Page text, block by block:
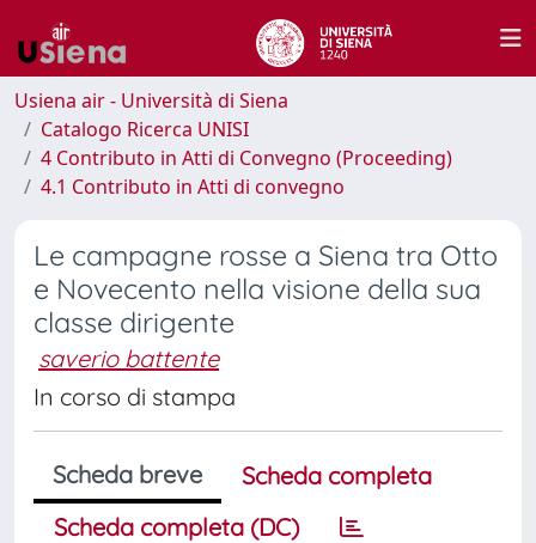
Usiena air - Università di Siena
Catalogo Ricerca UNISI
4 Contributo in Atti di Convegno (Proceeding)
4.1 Contributo in Atti di convegno
Le campagne rosse a Siena tra Otto
e Novecento nella visione della sua
classe dirigente
saverio battente
In corso di stampa
Scheda breve
Scheda completa
Scheda completa (DC)